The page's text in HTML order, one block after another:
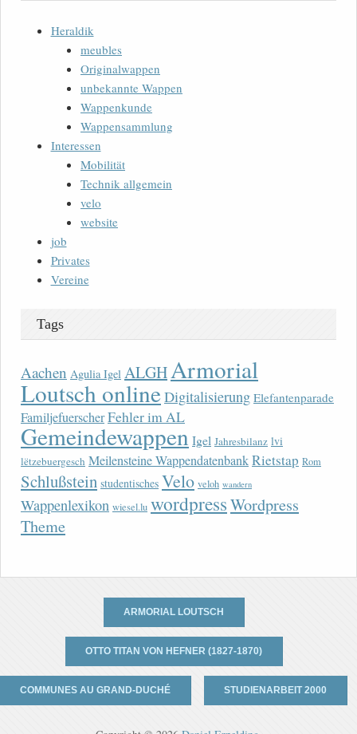
Heraldik
meubles
Originalwappen
unbekannte Wappen
Wappenkunde
Wappensammlung
Interessen
Mobilität
Technik allgemein
velo
website
job
Privates
Vereine
Tags
Aachen Agulia Igel ALGHArmorial
Loutsch onlineDigitalisierung Elefantenparade
FamiljefuerscherFehler im AL
Gemeindewappen Igel Jahresbilanz lvi
lëtzebuergesch Meilensteine WappendatenbankRietstap Rom
Schlußstein studentisches Velo veloh wandern
Wappenlexikon wiesel.lu wordpressWordpress
Theme
ARMORIAL LOUTSCH
OTTO TITAN VON HEFNER (1827-1870)
COMMUNES AU GRAND-DUCHÉ STUDIENARBEIT 2000